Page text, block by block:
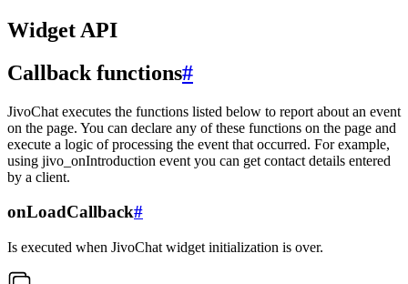
Widget API
Callback functions#
JivoChat executes the functions listed below to report about an event
on the page. You can declare any of these functions on the page and
execute a logic of processing the event that occurred. For example,
using jivo_onIntroduction event you can get contact details entered
by a client.
onLoadCallback#
Is executed when JivoChat widget initialization is over.